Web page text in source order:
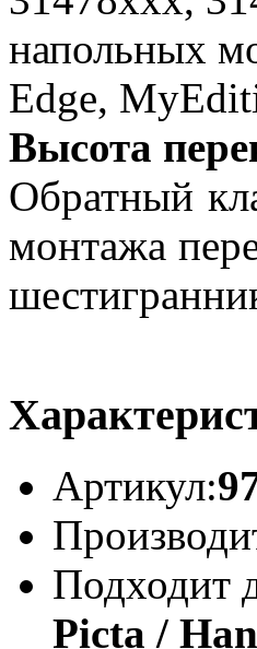
напольных
Edge,
Высота
Обратный
монтажа
Артикул:
Подходит
Picta /